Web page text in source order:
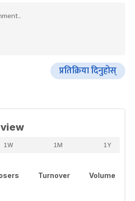
प्रतिक्रिया दिनुहोस्